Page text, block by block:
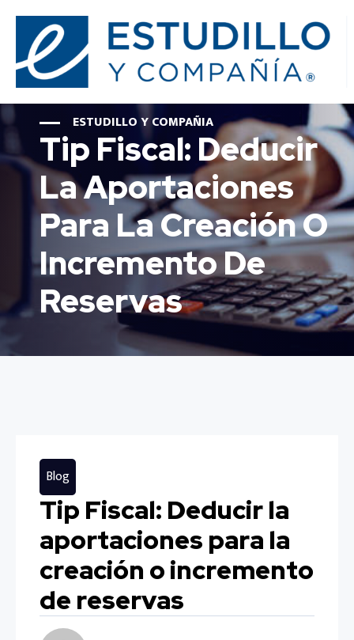
ESTUDILLO Y COMPAÑIA
Tip Fiscal: Deducir
La Aportaciones
Para La Creación O
Incremento De
Reservas
Blog
Tip Fiscal: Deducir la
aportaciones para la
creación o incremento
de reservas